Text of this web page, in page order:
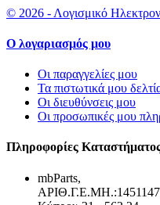
© 2026 - Λογισμικό
Ο λογαριασμός μου
Οι παραγγελίες μου
Τα πιστωτικά μου
Οι διευθύνσεις μου
Οι προσωπικές μου
Πληροφορίες
mbParts,